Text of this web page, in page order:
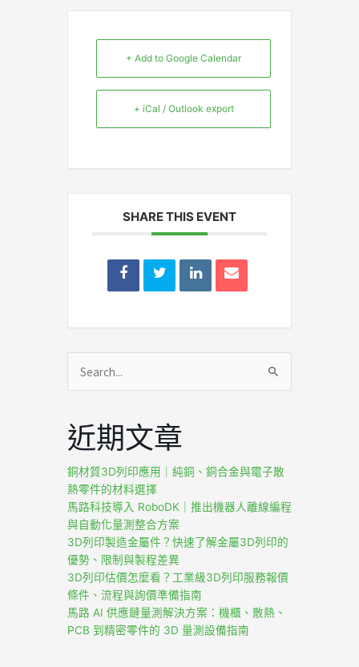
+ Add to Google Calendar
+ iCal / Outlook export
SHARE THIS EVENT
尋
鍵
字:
近期文章
銅材質3D列印應用｜純銅、銅合金與電子散
熱零件的材料選擇
馬路科技導入 RoboDK｜推出機器人離線編程
與自動化量測整合方案
3D列印製造金屬件？快速了解金屬3D列印的
優勢、限制與製程差異
3D列印估價怎麼看？工業級3D列印服務報價
條件、流程與詢價準備指南
馬路 AI 供應鏈量測解決方案：機櫃、散熱、
PCB 到精密零件的 3D 量測設備指南